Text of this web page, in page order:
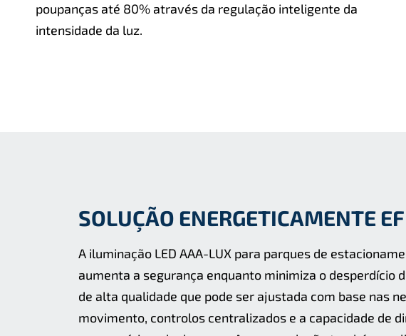
poupanças até 80% através da regulação inteligente da
intensidade da luz.
SOLUÇÃO ENERGETICAMENTE
A iluminação LED AAA-LUX para parques de
aumenta a segurança enquanto minimiza o desperdício
de alta qualidade que pode ser ajustada com base nas
movimento, controlos centralizados e a capacidade de